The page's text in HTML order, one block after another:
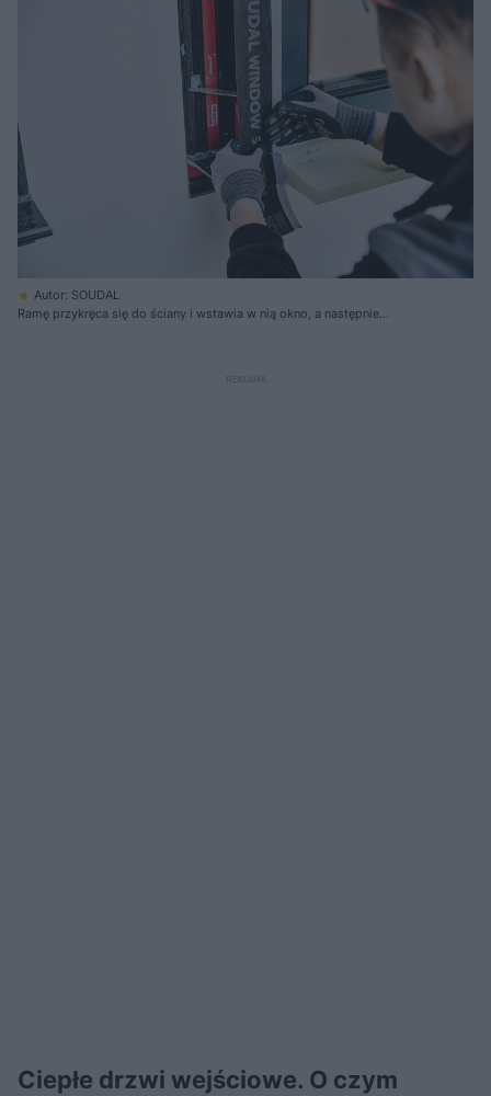
Autor: SOUDAL
Ramę przykręca się do ściany i wstawia w nią okno, a następnie
Ciepłe drzwi wejściowe. O czym